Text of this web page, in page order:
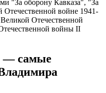
"За оборону Кавказа", "За
Отечественной войне 1941-
Отечественной
войны II
самые